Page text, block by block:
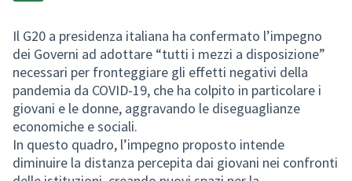
Il G20 a presidenza italiana ha confermato l’impegno
dei Governi ad adottare “tutti i mezzi a disposizione”
necessari per fronteggiare gli effetti negativi della
pandemia da COVID-19, che ha colpito in particolare i
giovani e le donne, aggravando le diseguaglianze
economiche e sociali.
In questo quadro, l’impegno proposto intende
diminuire la distanza percepita dai giovani nei confronti